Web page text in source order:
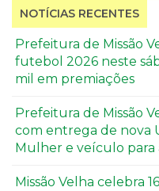
NOTÍCIAS RECENTES
Prefeitura de Missão
futebol 2026 neste
mil em premiações
Prefeitura de Missão
com entrega de nova
Mulher e veículo
Missão Velha celebra